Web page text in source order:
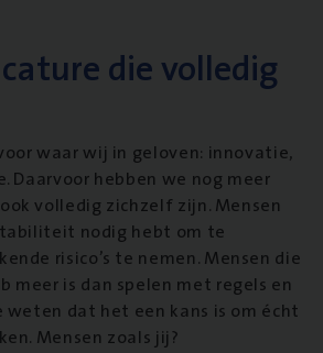
die volledig
waar wij in geloven: innovatie,
Daarvoor hebben we nog meer
volledig zichzelf zijn. Mensen
nodig hebt om te
risico’s te nemen. Mensen die
meer is dan spelen met regels en
weten dat het een kans is om écht
Mensen zoals jij?